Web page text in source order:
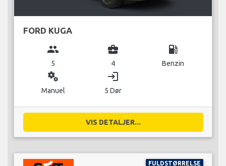
FORD KUGA
group
5
business_center
4
local_gas_station
Benzin
miscellaneous_services
Manuel
login
5 Dør
VIS DETALJER...
FULDSTØRRELSE